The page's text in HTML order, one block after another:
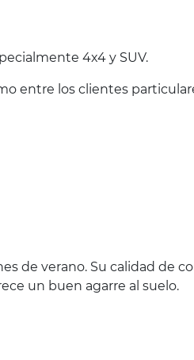
4x4 y SUV.
entre los clientes
de verano. Su calidad de
un buen agarre al suelo.